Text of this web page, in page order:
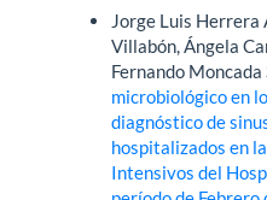
Jorge Luis
Villabón, Ángela
Fernando Moncada
microbiológico en
diagnóstico de
hospitalizados en
Intensivos del